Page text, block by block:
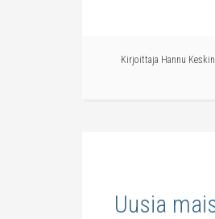
Kirjoittaja Hannu
Uusia